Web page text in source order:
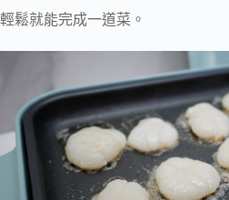
輕鬆就能完成一道菜。